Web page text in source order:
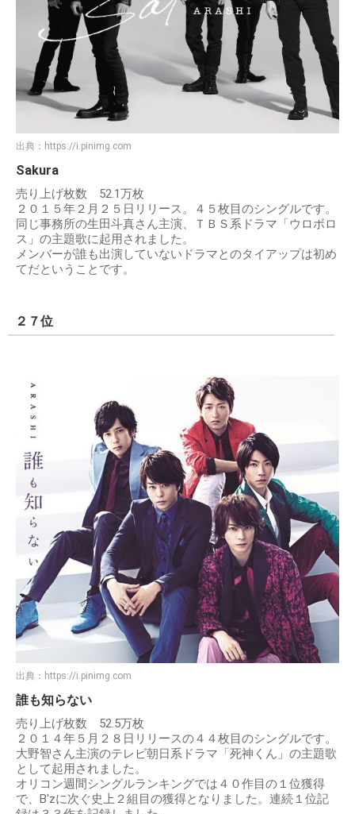
出典： https://i.pinimg.com
Sakura
売り上げ枚数 52.1万枚
２０１５年２月２５日リリース。４５枚目のシングルです。
同じ事務所の生田斗真さん主演、ＴＢＳ系ドラマ「ウロボロ
ス」の主題歌に起用されました。
メンバーが誰も出演していないドラマとのタイアップは初め
てだということです。
２７位
出典： https://i.pinimg.com
誰も知らない
売り上げ枚数 52.5万枚
２０１４年５月２８日リリースの４４枚目のシングルです。
大野智さん主演のテレビ朝日系ドラマ「死神くん」の主題歌
として起用されました。
オリコン週間シングルランキングでは４０作目の１位獲得
で、B'zに次ぐ史上２組目の獲得となりました。連続１位記